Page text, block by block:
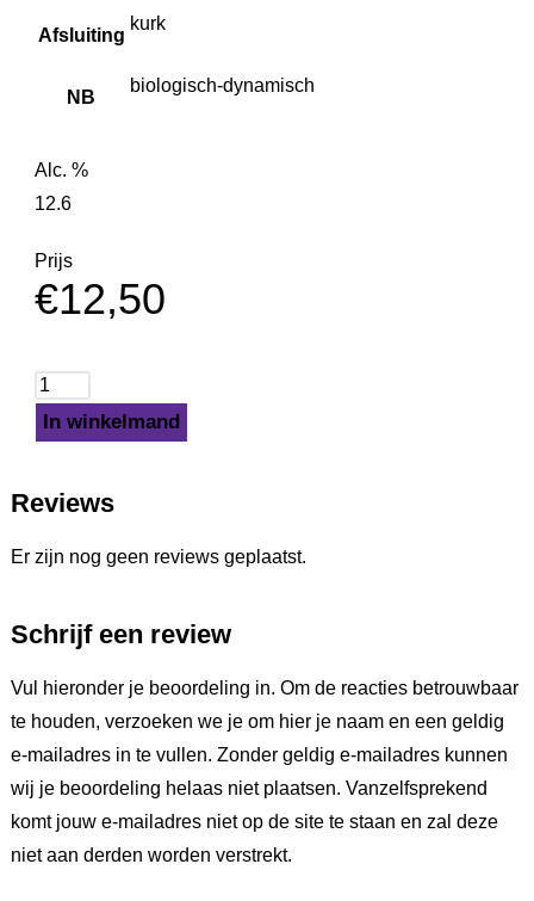
Afsluiting
kurk
NB
biologisch-dynamisch
Alc. %
12.6
Prijs
€12,50
In winkelmand
Reviews
Er zijn nog geen reviews geplaatst.
Schrijf een review
Vul hieronder je beoordeling in. Om de reacties betrouwbaar
te houden, verzoeken we je om hier je naam en een geldig
e-mailadres in te vullen. Zonder geldig e-mailadres kunnen
wij je beoordeling helaas niet plaatsen. Vanzelfsprekend
komt jouw e-mailadres niet op de site te staan en zal deze
niet aan derden worden verstrekt.